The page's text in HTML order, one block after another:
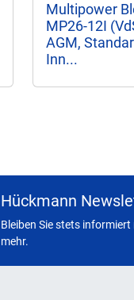
Multipower
MP26-12I
AGM,
Inn...
Hückmann
Bleiben Sie stets
mehr.